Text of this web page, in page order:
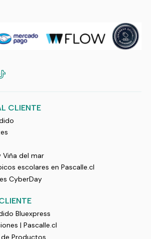
CLIENTE
Viña del mar
escolares en Pascalle.cl
CyberDay
Bluexpress
| Pascalle.cl
Productos